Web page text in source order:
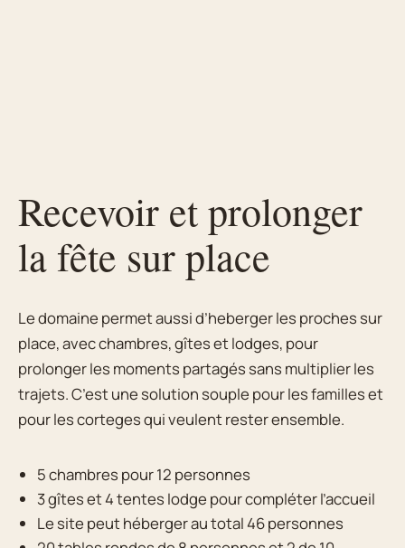
Recevoir et prolonger
la fête sur place
Le domaine permet aussi d’heberger les proches sur
place, avec chambres, gîtes et lodges, pour
prolonger les moments partagés sans multiplier les
trajets. C’est une solution souple pour les familles et
pour les corteges qui veulent rester ensemble.
5 chambres pour 12 personnes
3 gîtes et 4 tentes lodge pour compléter l’accueil
Le site peut héberger au total 46 personnes